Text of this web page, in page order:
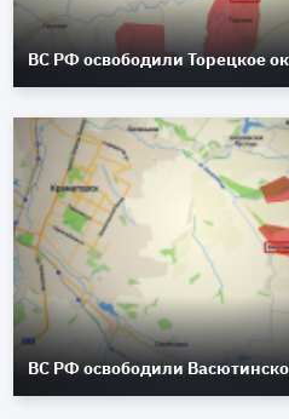
ВС РФ освободили Торецкое
ВС РФ освободили